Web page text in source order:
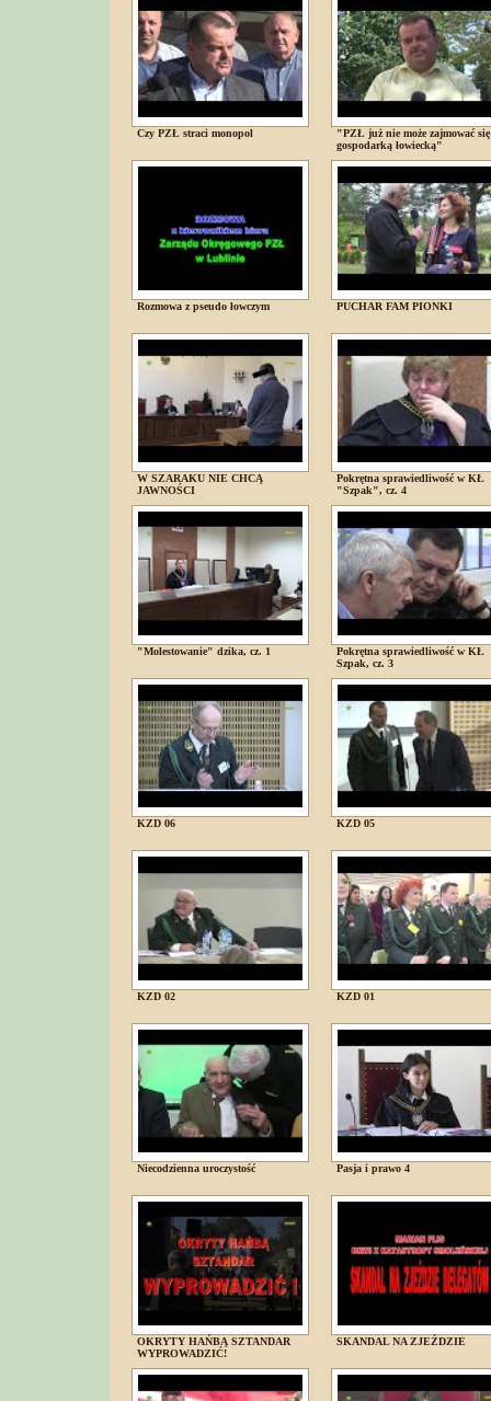
Czy PZŁ straci monopol
"PZŁ już nie może zajmować się
gospodarką łowiecką"
Rozmowa z pseudo łowczym PUCHAR FAM PIONKI
W SZARAKU NIE CHCĄ
JAWNOŚCI
Pokrętna sprawiedliwość w KŁ
"Szpak", cz. 4
"Molestowanie" dzika, cz. 1
Pokrętna sprawiedliwość w KŁ
Szpak, cz. 3
KZD 06 KZD 05
KZD 02 KZD 01
Niecodzienna uroczystość Pasja i prawo 4
OKRYTY HAŃBĄ SZTANDAR
WYPROWADZIĆ!
SKANDAL NA ZJEŹDZIE